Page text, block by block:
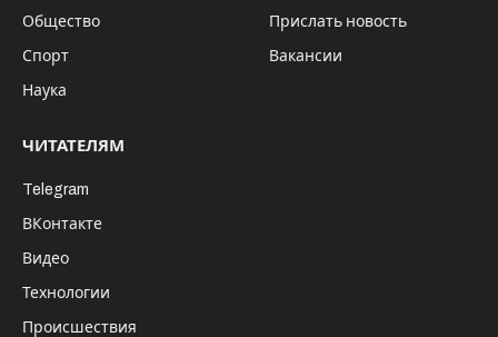
Общество
Спорт
Наука
Прислать новость
Вакансии
ЧИТАТЕЛЯМ
Telegram
ВКонтакте
Видео
Технологии
Происшествия